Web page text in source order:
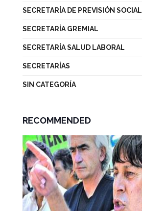
SECRETARÍA DE PREVISIÓN SOCIAL
SECRETARÍA GREMIAL
SECRETARÍA SALUD LABORAL
SECRETARÍAS
SIN CATEGORÍA
RECOMMENDED